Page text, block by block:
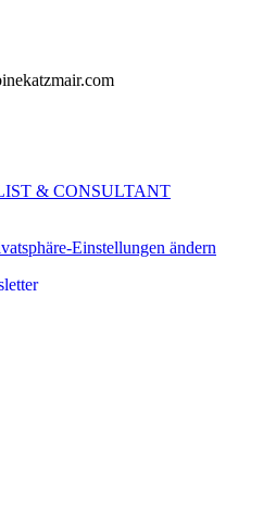
& CONSULTANT
Einstellungen ändern